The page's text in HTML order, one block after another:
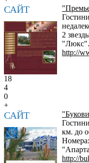
САЙТ
2
"Люкс".
http://
18
4
0
+
САЙТ
км. до
http://